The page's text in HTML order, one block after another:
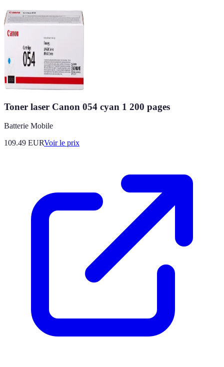
Toner laser Canon 054 cyan 1 200 pages
Batterie Mobile
109.49 EURVoir le prix